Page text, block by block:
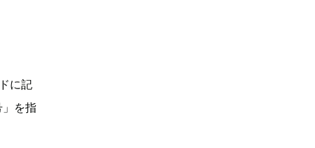
に記
」を指